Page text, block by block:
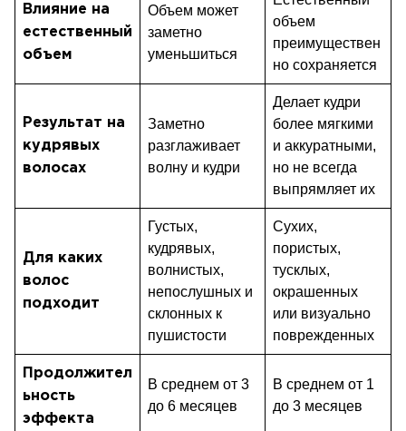
Влияние на
естественный
объем
Объем может
заметно
уменьшиться
объем
преимуществен
но сохраняется
Результат на
кудрявых
волосах
Заметно
разглаживает
волну и кудри
Делает кудри
более мягкими
и аккуратными,
но не всегда
выпрямляет их
Для каких
волос
подходит
Густых,
кудрявых,
волнистых,
непослушных и
склонных к
пушистости
Сухих,
пористых,
тусклых,
окрашенных
или визуально
поврежденных
Продолжител
ьность
эффекта
В среднем от 3
до 6 месяцев
В среднем от 1
до 3 месяцев